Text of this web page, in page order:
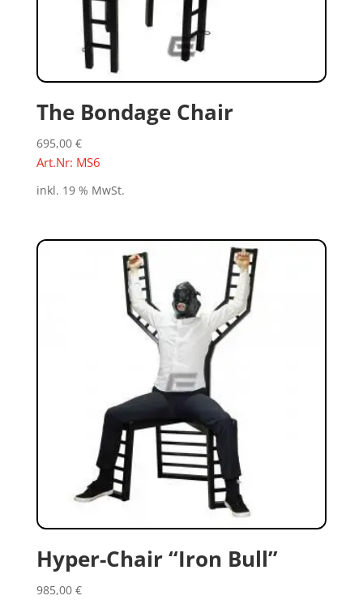
The Bondage Chair
695,00 €
Art.Nr: MS6
inkl. 19 % MwSt.
Hyper-Chair “Iron Bull”
985,00 €